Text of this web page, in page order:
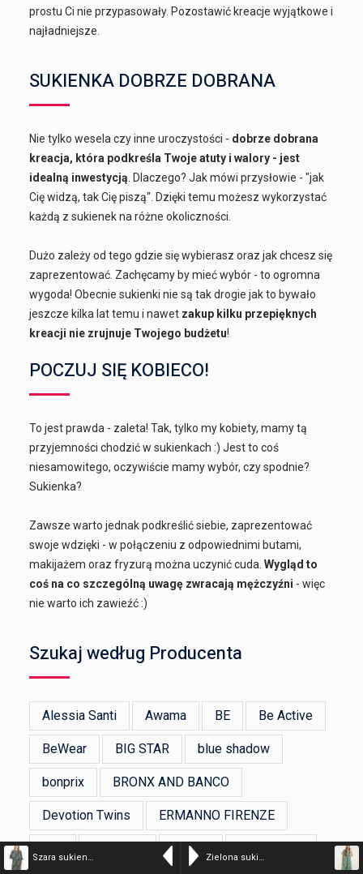
Szara sukienka z guzikami – kolor n/a – 109-24214A PIOMB Zielona sukienka w kwiaty – kolor n/a – 232-9116-5 MELA
prostu Ci nie przypasowały. Pozostawić kreacje wyjątkowe i
najładniejsze.
SUKIENKA DOBRZE DOBRANA
Nie tylko wesela czy inne uroczystości - dobrze dobrana
kreacja, która podkreśla Twoje atuty i walory - jest
idealną inwestycją . Dlaczego? Jak mówi przysłowie - "jak
Cię widzą, tak Cię piszą". Dzięki temu możesz wykorzystać
każdą z sukienek na różne okoliczności.
Dużo zależy od tego gdzie się wybierasz oraz jak chcesz się
zaprezentować. Zachęcamy by mieć wybór - to ogromna
wygoda! Obecnie sukienki nie są tak drogie jak to bywało
jeszcze kilka lat temu i nawet zakup kilku przepięknych
kreacji nie zrujnuje Twojego budżetu!
POCZUJ SIĘ KOBIECO!
To jest prawda - zaleta! Tak, tylko my kobiety, mamy tą
przyjemności chodzić w sukienkach :) Jest to coś
niesamowitego, oczywiście mamy wybór, czy spodnie?
Sukienka?
Zawsze warto jednak podkreślić siebie, zaprezentować
swoje wdzięki - w połączeniu z odpowiednimi butami,
makijażem oraz fryzurą można uczynić cuda.Wygląd to
coś na co szczególną uwagę zwracają mężczyźni - więc
nie warto ich zawieźć :)
Szukaj według Producenta
Alessia Santi Awama BE Be Active
BeWear BIG STAR blue shadow
bonprix BRONX AND BANCO
Devotion Twins ERMANNO FIRENZE
GANNI